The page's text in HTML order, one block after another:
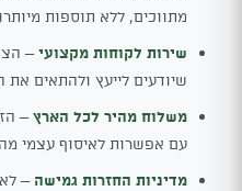
מתווכים, ללא תוספות
שירות לקוחות מקצועי–
שיודעים לייעץ ולהתאים
משלוח מהיר לכל הארץ
עם אפשרות לאיסוף עצמי
מדיניות החזרות גמישה